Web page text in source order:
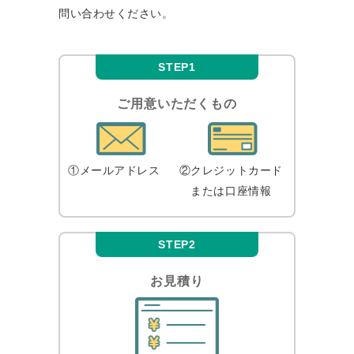
問い合わせください。
STEP1
ご用意いただくもの
①メールアドレス
②クレジットカード
または口座情報
STEP2
お見積り